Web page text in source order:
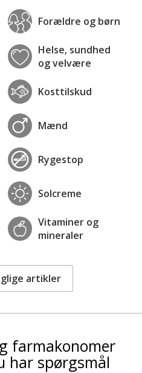
Forældre og børn
Helse, sundhed
og velvære
Kosttilskud
Mænd
Rygestop
Solcreme
Vitaminer og
mineraler
artikler
farmakonomer
har spørgsmål